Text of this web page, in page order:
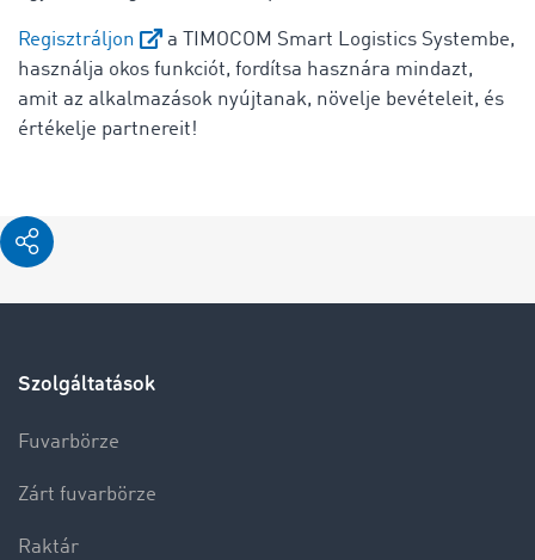
Regisztráljon
a TIMOCOM Smart Logistics Systembe,
használja okos funkciót, fordítsa hasznára mindazt,
amit az alkalmazások nyújtanak, növelje bevételeit, és
értékelje partnereit!
Szolgáltatások
Fuvarbörze
Zárt fuvarbörze
Raktár